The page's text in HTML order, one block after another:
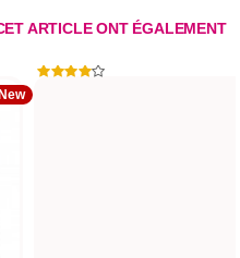
ARTICLE ONT ÉGALEMENT
New